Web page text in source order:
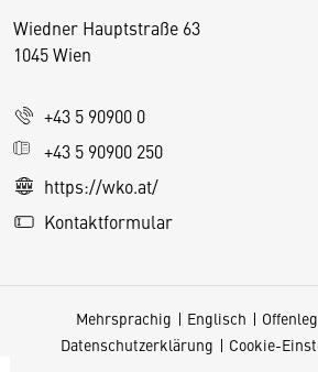
Wiedner Hauptstraße 63
1045 Wien
+43 5 90900 0
+43 5 90900 250
https://wko.at/
Kontaktformular
Mehrsprachig Englisch
Datenschutzerklärung
Cookie-
D
s
e
S
e